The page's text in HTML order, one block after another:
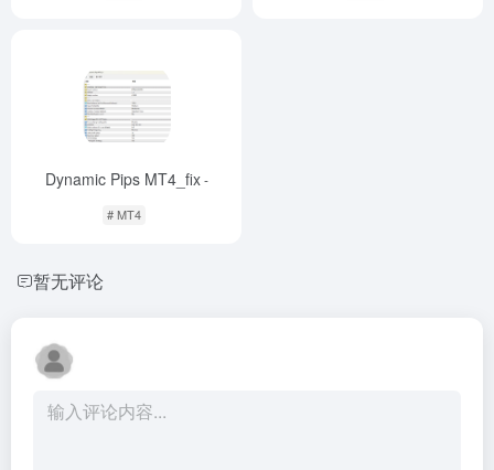
Dynamic Pips MT4_fix-
# MT4
暂无评论